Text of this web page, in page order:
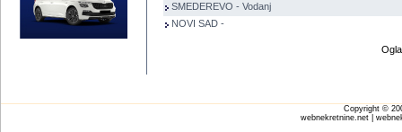
SMEDEREVO - Vodanj
NOVI SAD -
Copyright ©
webnekretnine.net |